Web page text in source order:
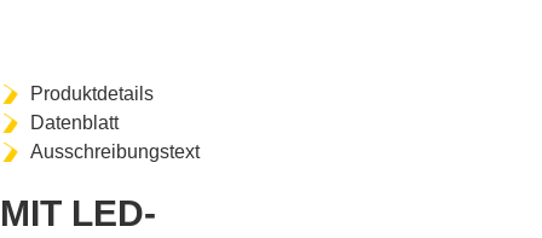
Produktdetails
Datenblatt
Ausschreibungstext
MIT LED-